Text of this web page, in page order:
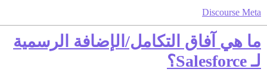
Discourse Meta
ما هي آفاق التكامل/الإضافة الرسمية
لـ Salesforce؟